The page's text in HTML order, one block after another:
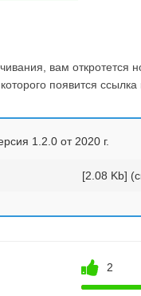
вам откротется
появится ссылка
1.2.0 от 2020 г.
[2.08 Kb]
2